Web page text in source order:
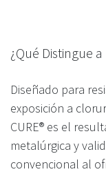
¿Qué Distingue a
Diseñado para
exposición a
CURE® es el
metalúrgica y
convencional al